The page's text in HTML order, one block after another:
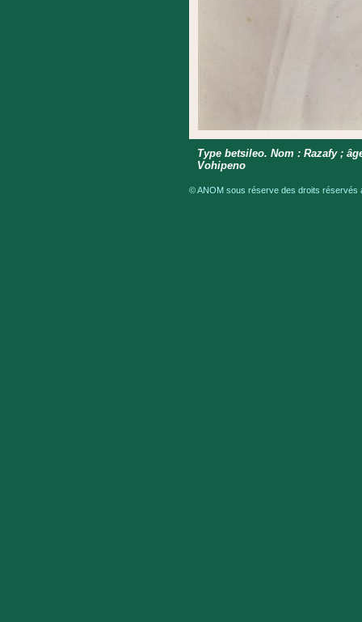
Type betsileo. Nom : Razafy ;
Vohipeno
© ANOM sous réserve des droits réservés